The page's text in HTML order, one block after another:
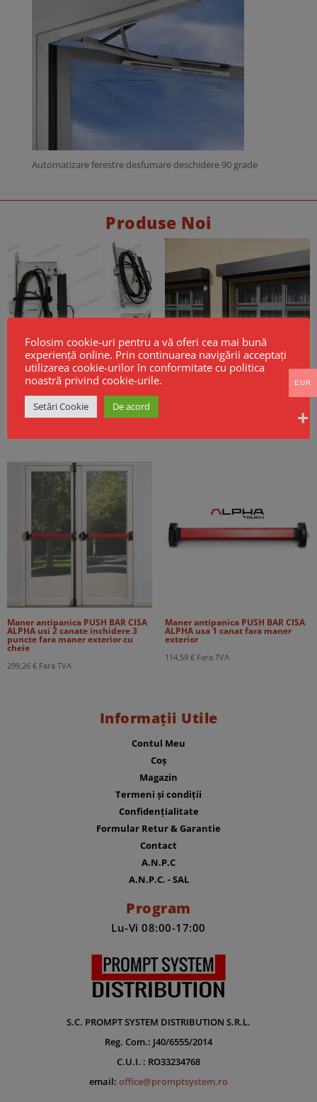
Automatizare ferestre desfumare deschidere 90 grade
Produse Noi
Broască electrică CISA Mito Sensor
Fail Safe
Cortine Rezistente la Foc EI60 –
Maner antipanica PUSH BAR CISA
ALPHA usi 2 canate inchidere 3
puncte fara maner exterior cu
cheie
299,26 € Fara TVA
Maner antipanica PUSH BAR CISA
ALPHA usa 1 canat fara maner
exterior
114,59 € Fara TVA
Informații Utile
Contul Meu
Coș
Magazin
Termeni și condiții
Confidențialitate
Formular Retur & Garantie
Contact
A.N.P.C
A.N.P.C. - SAL
Program
Lu-Vi 08:00-17:00
S.C. PROMPT SYSTEM DISTRIBUTION S.R.L.
Reg. Com.: J40/6555/2014
C.U.I. : RO33234768
email: office@promptsystem.ro
Folosim cookie-uri pentru a vă oferi cea mai bună
experiență online. Prin continuarea navigării acceptați
utilizarea cookie-urilor în conformitate cu politica
noastră privind cookie-urile.
Setări Cookie De acord
EUR